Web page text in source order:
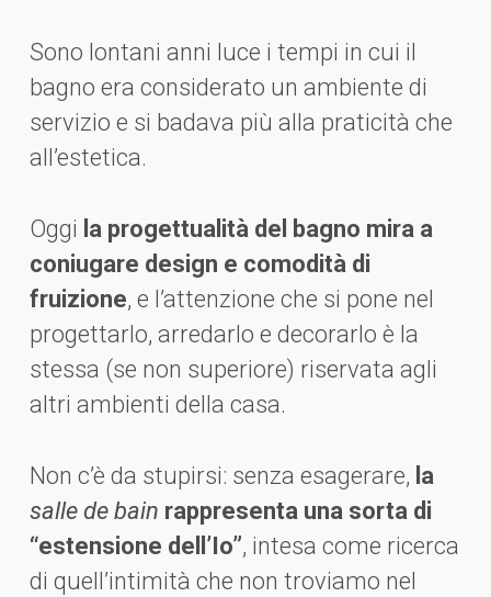
Sono lontani anni luce i tempi in cui il
bagno era considerato un ambiente di
servizio e si badava più alla praticità che
all’estetica.
Oggi la progettualità del bagno mira a
coniugare design e comodità di
fruizione, e l’attenzione che si pone nel
progettarlo, arredarlo e decorarlo è la
stessa (se non superiore) riservata agli
altri ambienti della casa.
Non c’è da stupirsi: senza esagerare, la
salle de bain rappresenta una sorta di
“estensione dell’Io”, intesa come ricerca
di quell’intimità che non troviamo nel